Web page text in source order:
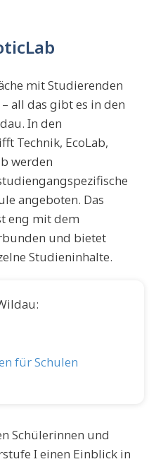
mit Studierenden
all das gibt es in den
In den
Technik, EcoLab,
werden
angeboten. Das
eng mit dem
und bietet
Studieninhalte.
für Schulen
Schülerinnen und
I einen Einblick in